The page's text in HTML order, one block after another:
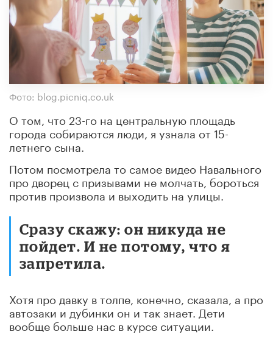
Фото: blog.picniq.co.uk
О том, что 23-го на центральную площадь
города собираются люди, я узнала от 15-
летнего сына.
Потом посмотрела то самое видео Навального
про дворец с призывами не молчать, бороться
против произвола и выходить на улицы.
Сразу скажу: он никуда не
пойдет. И не потому, что я
запретила.
Хотя про давку в толпе, конечно, сказала, а про
автозаки и дубинки он и так знает. Дети
вообще больше нас в курсе ситуации.